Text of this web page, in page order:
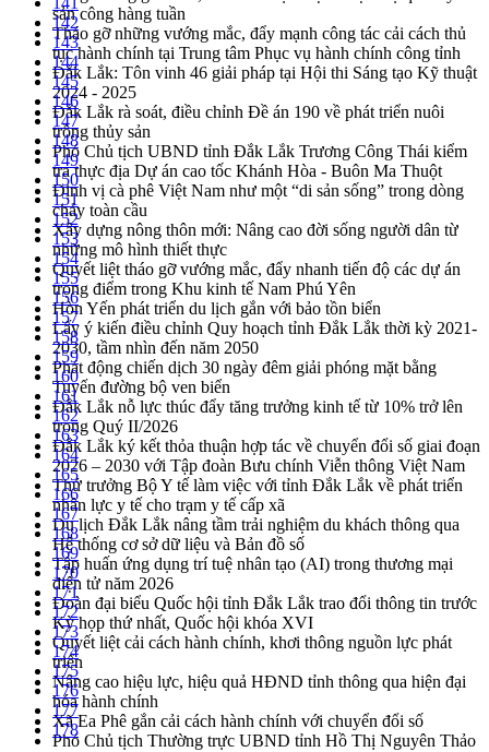
sản công hàng tuần
Tháo gỡ những vướng mắc, đẩy mạnh công tác cải cách thủ
tục hành chính tại Trung tâm Phục vụ hành chính công tỉnh
Đắk Lắk: Tôn vinh 46 giải pháp tại Hội thi Sáng tạo Kỹ thuật
2024 - 2025
Đắk Lắk rà soát, điều chỉnh Đề án 190 về phát triển nuôi
trồng thủy sản
Phó Chủ tịch UBND tỉnh Đắk Lắk Trương Công Thái kiểm
tra thực địa Dự án cao tốc Khánh Hòa - Buôn Ma Thuột
Định vị cà phê Việt Nam như một “di sản sống” trong dòng
chảy toàn cầu
Xây dựng nông thôn mới: Nâng cao đời sống người dân từ
những mô hình thiết thực
Quyết liệt tháo gỡ vướng mắc, đẩy nhanh tiến độ các dự án
trọng điểm trong Khu kinh tế Nam Phú Yên
Hòn Yến phát triển du lịch gắn với bảo tồn biển
Lấy ý kiến điều chỉnh Quy hoạch tỉnh Đắk Lắk thời kỳ 2021-
2030, tầm nhìn đến năm 2050
Phát động chiến dịch 30 ngày đêm giải phóng mặt bằng
Tuyến đường bộ ven biển
Đắk Lắk nỗ lực thúc đẩy tăng trưởng kinh tế từ 10% trở lên
trong Quý II/2026
Đắk Lắk ký kết thỏa thuận hợp tác về chuyển đổi số giai đoạn
2026 – 2030 với Tập đoàn Bưu chính Viễn thông Việt Nam
Thứ trưởng Bộ Y tế làm việc với tỉnh Đắk Lắk về phát triển
nhân lực y tế cho trạm y tế cấp xã
Du lịch Đắk Lắk nâng tầm trải nghiệm du khách thông qua
Hệ thống cơ sở dữ liệu và Bản đồ số
Tập huấn ứng dụng trí tuệ nhân tạo (AI) trong thương mại
điện tử năm 2026
Đoàn đại biểu Quốc hội tỉnh Đắk Lắk trao đổi thông tin trước
Kỳ họp thứ nhất, Quốc hội khóa XVI
Quyết liệt cải cách hành chính, khơi thông nguồn lực phát
triển
Nâng cao hiệu lực, hiệu quả HĐND tỉnh thông qua hiện đại
hóa hành chính
Xã Ea Phê gắn cải cách hành chính với chuyển đổi số
Phó Chủ tịch Thường trực UBND tỉnh Hồ Thị Nguyên Thảo
142
143
144
145
146
147
148
149
150
151
152
153
154
155
156
157
158
159
160
161
162
163
164
165
166
167
168
169
170
171
172
173
174
175
176
177
178